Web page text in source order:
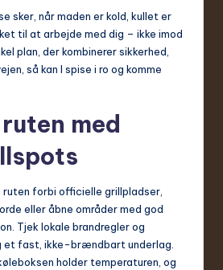
sker, når maden er kold, kullet er
til at arbejde med dig – ikke imod
plan, der kombinerer sikkerhed,
så kan I spise i ro og komme
med
forbi officielle grillpladser,
eller åbne områder med god
Tjek lokale brandregler og
et fast, ikke-brændbart underlag.
holder temperaturen, og